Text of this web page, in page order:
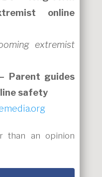
online
extremist
Parent guides
safety
than an opinion